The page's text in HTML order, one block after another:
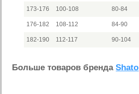
173-176 100-108 80-84
176-182 108-112 84-90
182-190 112-117 90-104
Больше товаров брендаShato